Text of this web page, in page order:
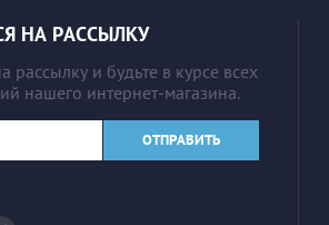
НА РАССЫЛКУ
рассылку и будьте в курсе всех
нашего интернет-магазина.
ОТПРАВИТЬ